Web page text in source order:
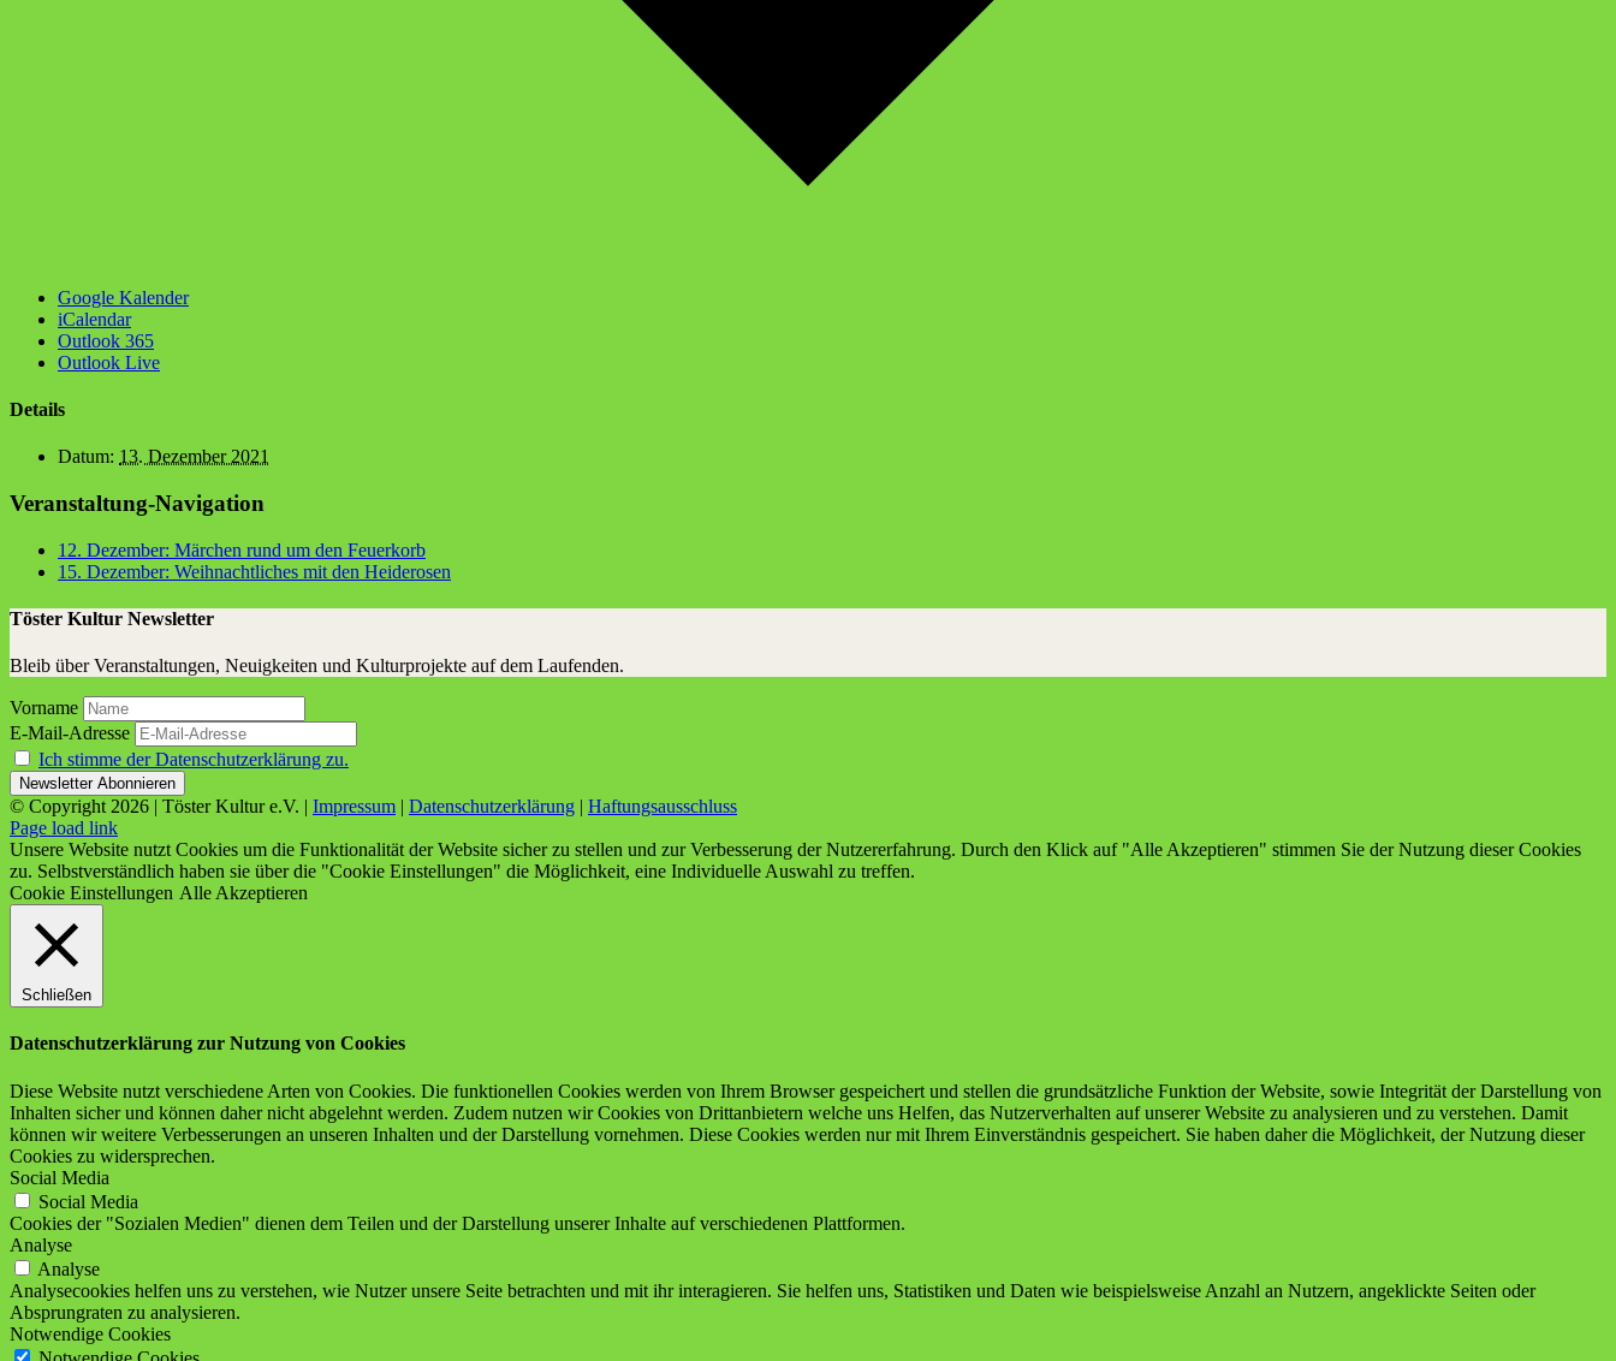
Google Kalender
iCalendar
Outlook 365
Outlook Live
Details
Datum: 13. Dezember 2021
Veranstaltung-Navigation
12. Dezem­ber: Mär­chen rund um den Feuerkorb
15. Dezem­ber: Weih­nacht­li­ches mit den Heiderosen
Töster Kultur Newsletter
Bleib über Veranstaltungen, Neuigkeiten und Kulturprojekte auf dem Laufenden.
Vorname
E-Mail-Adresse
Ich stimme der Datenschutzerklärung zu.
© Copyright 2026 | Töster Kultur e.V. | Impressum | Datenschutzerklärung | Haftungsausschluss
Facebook
X
Instagram
YouTube
Page load link
Unsere Website nutzt Cookies um die Funktionalität der Website sicher zu stellen und zur Verbesserung der Nutzererfahrung. Durch den Klick auf "Alle Akzeptieren" stimmen Sie der Nutzung dieser Cookies
zu. Selbstverständlich haben sie über die "Cookie Einstellungen" die Möglichkeit, eine Individuelle Auswahl zu treffen.
Cookie Einstellungen Alle Akzeptieren
Schließen
Datenschutzerklärung zur Nutzung von Cookies
Diese Website nutzt verschiedene Arten von Cookies. Die funktionellen Cookies werden von Ihrem Browser gespeichert und stellen die grundsätzliche Funktion der Website, sowie Integrität der Darstellung von
Inhalten sicher und können daher nicht abgelehnt werden. Zudem nutzen wir Cookies von Drittanbietern welche uns Helfen, das Nutzerverhalten auf unserer Website zu analysieren und zu verstehen. Damit
können wir weitere Verbesserungen an unseren Inhalten und der Darstellung vornehmen. Diese Cookies werden nur mit Ihrem Einverständnis gespeichert. Sie haben daher die Möglichkeit, der Nutzung dieser
Cookies zu widersprechen.
Social Media
Social Media
Cookies der "Sozialen Medien" dienen dem Teilen und der Darstellung unserer Inhalte auf verschiedenen Plattformen.
Analyse
Analyse
Analysecookies helfen uns zu verstehen, wie Nutzer unsere Seite betrachten und mit ihr interagieren. Sie helfen uns, Statistiken und Daten wie beispielsweise Anzahl an Nutzern, angeklickte Seiten oder
Absprungraten zu analysieren.
Notwendige Cookies